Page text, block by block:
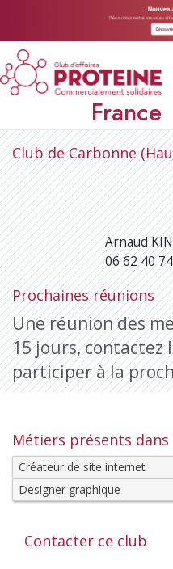
France
Club de Carbonne
Arnaud
06 62 40
Prochaines réunions
Une réunion des
15 jours,
participer à la
Métiers présents dans
Créateur de site internet
Designer graphique
Contacter ce club